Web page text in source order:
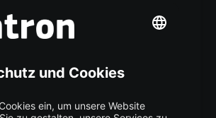
Mehr centron
High Availability
Trust Center